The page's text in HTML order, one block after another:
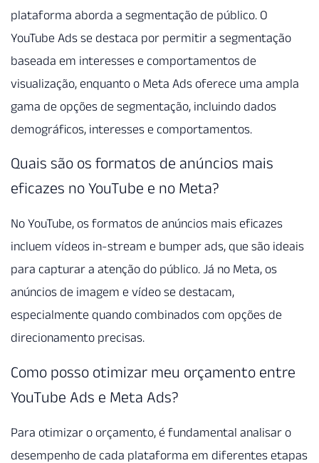
plataforma aborda a segmentação de público. O
YouTube Ads se destaca por permitir a segmentação
baseada em interesses e comportamentos de
visualização, enquanto o Meta Ads oferece uma ampla
gama de opções de segmentação, incluindo dados
demográficos, interesses e comportamentos.
Quais são os formatos de anúncios mais
eficazes no YouTube e no Meta?
No YouTube, os formatos de anúncios mais eficazes
incluem vídeos in-stream e bumper ads, que são ideais
para capturar a atenção do público. Já no Meta, os
anúncios de imagem e vídeo se destacam,
especialmente quando combinados com opções de
direcionamento precisas.
Como posso otimizar meu orçamento entre
YouTube Ads e Meta Ads?
Para otimizar o orçamento, é fundamental analisar o
desempenho de cada plataforma em diferentes etapas